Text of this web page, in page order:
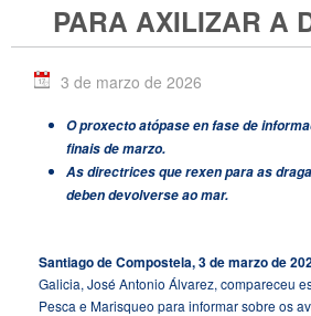
PARA AXILIZAR A
3 de marzo de 2026
O proxecto atópase en fase de
finais de marzo.
As directrices que rexen para as
deben devolverse ao mar.
Santiago de Compostela, 3 de marzo de
Galicia, José Antonio Álvarez, compareceu
Pesca e Marisqueo para informar sobre os